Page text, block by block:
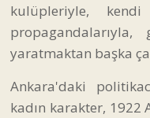
kulüpleriyle,
yaratmaktan başka
Ankara'daki
kadın karakter, 1922